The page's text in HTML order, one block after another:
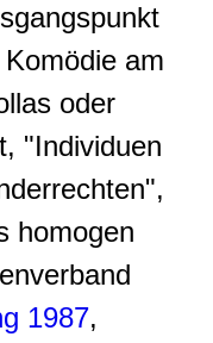
am
oder
"Individuen
homogen
1987,